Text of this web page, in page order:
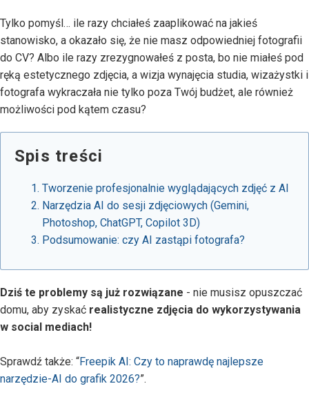
Tylko pomyśl… ile razy chciałeś zaaplikować na jakieś
stanowisko, a okazało się, że nie masz odpowiedniej fotografii
do CV? Albo ile razy zrezygnowałeś z posta, bo nie miałeś pod
ręką estetycznego zdjęcia, a wizja wynajęcia studia, wizażystki i
fotografa wykraczała nie tylko poza Twój budżet, ale również
możliwości pod kątem czasu?
Spis treści
Tworzenie profesjonalnie wyglądających zdjęć z AI
Narzędzia AI do sesji zdjęciowych (Gemini,
Photoshop, ChatGPT, Copilot 3D)
Podsumowanie: czy AI zastąpi fotografa?
Dziś te problemy są już rozwiązane - nie musisz opuszczać
domu, aby zyskać realistyczne zdjęcia do wykorzystywania
w social mediach!
Sprawdź także: “Freepik AI: Czy to naprawdę najlepsze
narzędzie-AI do grafik 2026?”.